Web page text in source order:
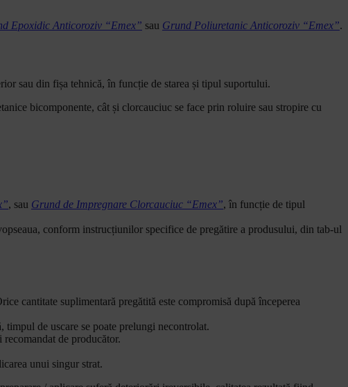
Epoxidic Anticoroziv “Emex” sau Grund Poliuretanic Anticoroziv “Emex”.
sau din fișa tehnică, în funcție de starea și tipul suportului.
bicomponente, cât și clorcauciuc se face prin roluire sau stropire cu
, sau Grund de Impregnare Clorcauciuc “Emex”, în funcție de tipul
conform instrucțiunilor specifice de pregătire a produsului, din tab-ul
cantitate suplimentară pregătită este compromisă după începerea
de uscare se poate prelungi necontrolat.
de producător.
unui singur strat.